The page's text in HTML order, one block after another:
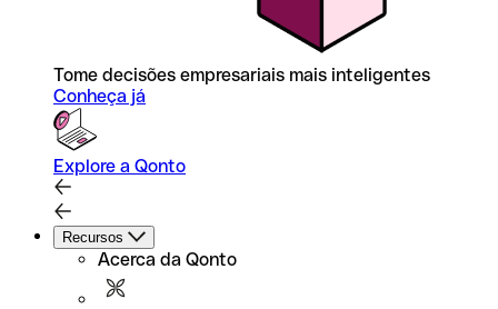
Tome decisões empresariais mais inteligentes
Conheça já
Explore a Qonto
Recursos
Acerca da Qonto